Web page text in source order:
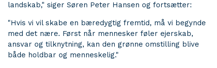
landskab," siger Søren Peter Hansen og fortsætter:
"Hvis vi vil skabe en bæredygtig fremtid, må vi begynde
med det nære. Først når mennesker føler ejerskab,
ansvar og tilknytning, kan den grønne omstilling blive
både holdbar og menneskelig."